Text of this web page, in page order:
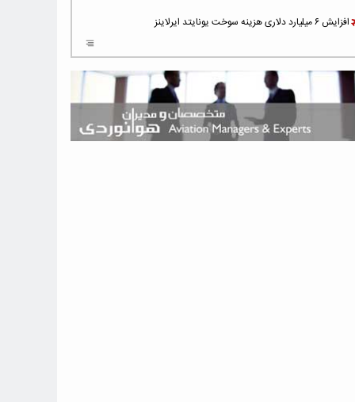
افزایش ۶ میلیارد دلاری هزینه‌ سوخت یونایتد ایرلاینز
هوش مصنوعی وارد تعمیر و بازرسی موتورهای هواپیما شد
حمله هوایی به تأسیسات فرودگاه سمنان
استخدام در صنعت هوانوردی کانادا با آموزش رایگان و حقوق ۱۲۷ هزار
دلاری